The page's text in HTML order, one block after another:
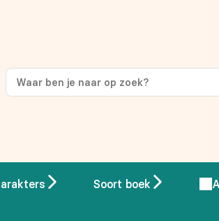
Soort boek
je eerste aankoop!